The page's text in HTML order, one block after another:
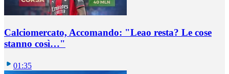
Calciomercato, Accomando: "Leao resta? Le cose
stanno così…"
01:35